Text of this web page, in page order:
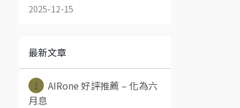
2025-12-15
最新文章
1
AIRone 好評推薦 – 化為六
月息